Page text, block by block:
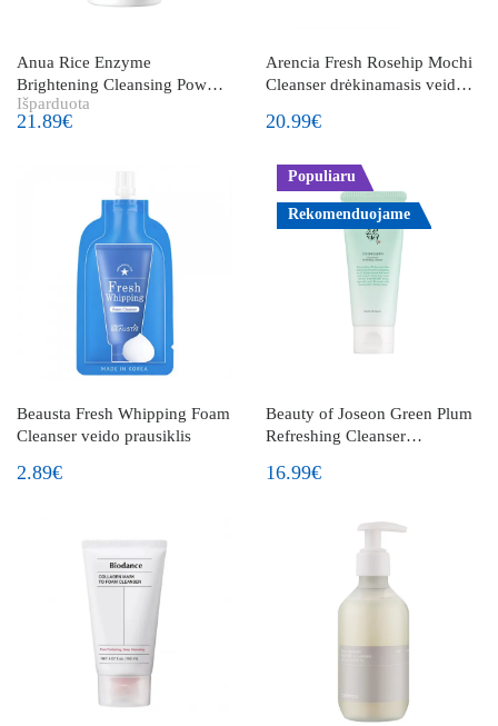
Anua Rice Enzyme
Brightening Cleansing Powder
valomieji veido milteliai su
ryžiais
Išparduota
21.89€
Arencia Fresh Rosehip Mochi
Cleanser drėkinamasis veido
ekstraktu
20.99€
Beausta Fresh Whipping Foam
Cleanser veido prausiklis
2.89€
Populiaru
Rekomenduojame
Beauty of Joseon Green Plum
Refreshing Cleanser
16.99€